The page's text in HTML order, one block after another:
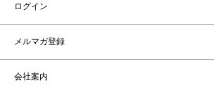
ログイン
メルマガ登録
会社案内